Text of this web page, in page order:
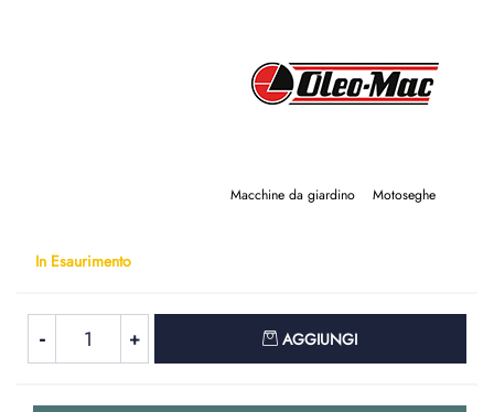
Macchine da giardino Motoseghe
In Esaurimento
AGGIUNGI